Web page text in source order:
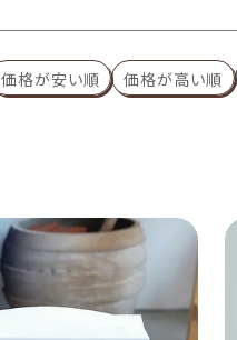
価格が安い順 価格が高い順